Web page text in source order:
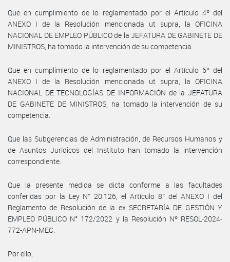
Que en cumplimiento de lo reglamentado por el Artículo 4º del
ANEXO I de la Resolución mencionada ut supra, la OFICINA
NACIONAL DE EMPLEO PÚBLICO de la JEFATURA DE GABINETE DE
MINISTROS, ha tomado la intervención de su competencia.
Que en cumplimiento de lo reglamentado por el Artículo 6º del
ANEXO I de la Resolución mencionada ut supra, la OFICINA
NACIONAL DE TECNOLOGÍAS DE INFORMACIÓN de la JEFATURA
DE GABINETE DE MINISTROS, ha tomado la intervención de su
competencia.
Que las Subgerencias de Administración, de Recursos Humanos y
de Asuntos Jurídicos del Instituto han tomado la intervención
correspondiente.
Que la presente medida se dicta conforme a las facultades
conferidas por la Ley N° 20.126, el Artículo 8° del ANEXO I del
Reglamento de Resolución de la ex SECRETARÍA DE GESTIÓN Y
EMPLEO PÚBLICO N° 172/2022 y la Resolución Nº RESOL-2024-
772-APN-MEC.
Por ello,